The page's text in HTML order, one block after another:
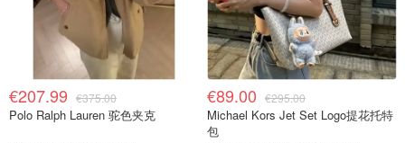
€207.99 €375.00
Polo Ralph Lauren 驼色夹克
€89.00 €295.00
Michael Kors Jet Set Logo提花托特
包